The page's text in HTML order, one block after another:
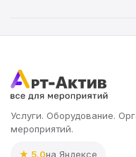
Услуги. Оборудование.
мероприятий.
★ 5.0на Яндексе